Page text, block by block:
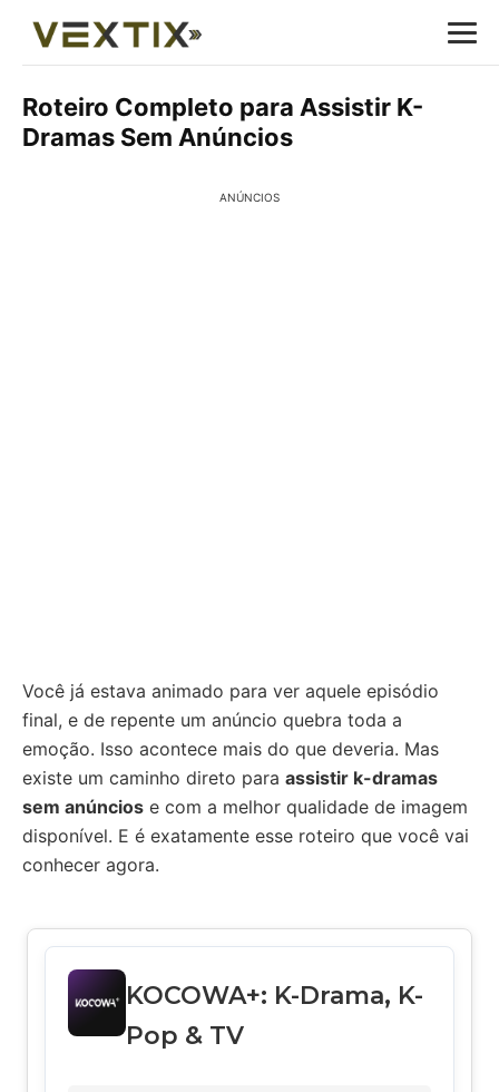
Roteiro Completo para Assistir K-
Dramas Sem Anúncios
ANÚNCIOS
Você já estava animado para ver aquele episódio
final, e de repente um anúncio quebra toda a
emoção. Isso acontece mais do que deveria. Mas
existe um caminho direto para assistir k-dramas
sem anúncios e com a melhor qualidade de imagem
disponível. E é exatamente esse roteiro que você vai
conhecer agora.
KOCOWA+: K-Drama, K-
Pop & TV